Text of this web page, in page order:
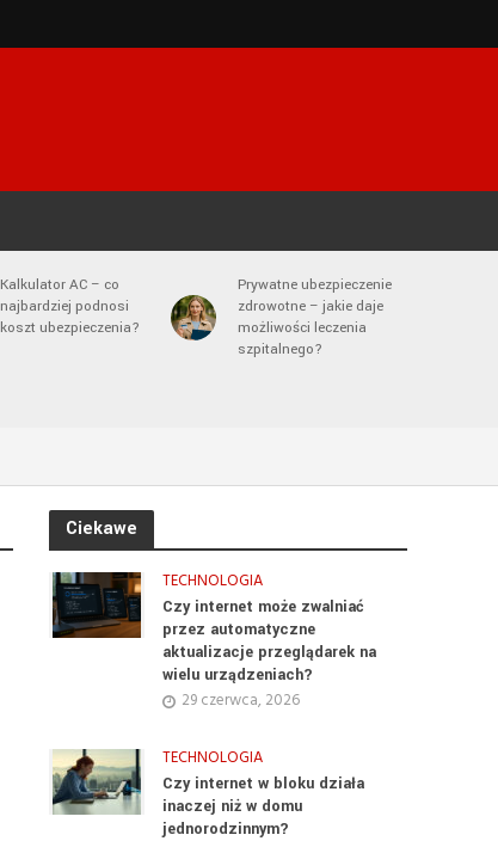
Kalkulator AC – co
najbardziej podnosi
koszt ubezpieczenia?
Prywatne ubezpieczenie
zdrowotne – jakie daje
możliwości leczenia
szpitalnego?
Ciekawe
TECHNOLOGIA
Czy internet może zwalniać
przez automatyczne
aktualizacje przeglądarek na
wielu urządzeniach?
29 czerwca, 2026
TECHNOLOGIA
Czy internet w bloku działa
inaczej niż w domu
jednorodzinnym?